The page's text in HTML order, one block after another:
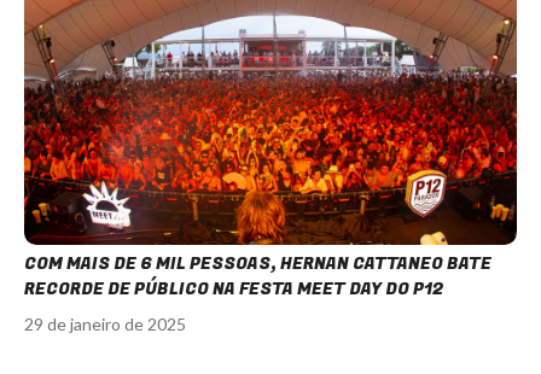
COM MAIS DE 6 MIL PESSOAS, HERNAN CATTANEO BATE
RECORDE DE PÚBLICO NA FESTA MEET DAY DO P12
29 de janeiro de 2025